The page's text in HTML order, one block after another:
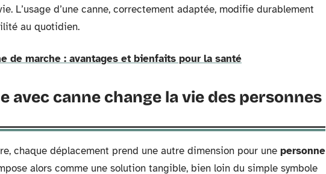
L’usage d’une canne, correctement adaptée, modifie durablement
au quotidien.
de marche : avantages et bienfaits pour la santé
avec canne change la vie des personnes
chaque déplacement prend une autre dimension pour une personne
alors comme une solution tangible, bien loin du simple symbole